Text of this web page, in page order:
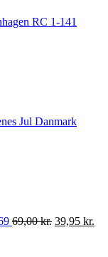
RC 1-141
Jul Danmark
69,00kr. Den
39,95 kr.